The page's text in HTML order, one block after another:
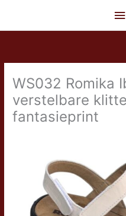
WS032 Romika
verstelbare
fantasieprint